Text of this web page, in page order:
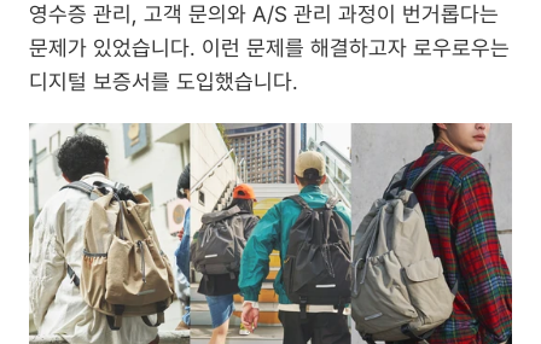
영수증 관리, 고객 문의와 A/S 관리 과정이 번거롭다는
문제가 있었습니다. 이런 문제를 해결하고자 로우로우는
디지털 보증서를 도입했습니다.